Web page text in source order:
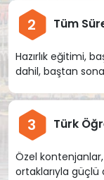
2 Tüm
Hazırlık eğitimi,
dahil, baştan sona
3 Türk
Özel
ortaklarıyla güçlü